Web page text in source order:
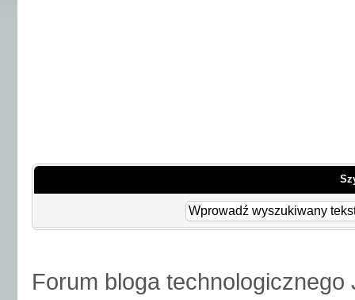
Forum bloga technologicznego